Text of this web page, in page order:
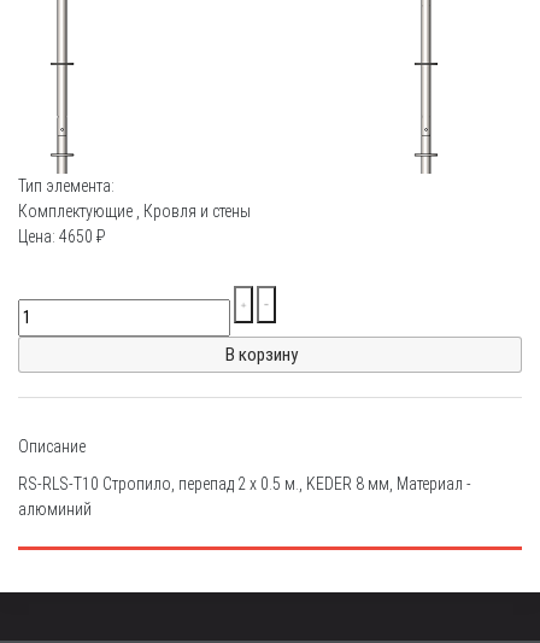
Тип элемента:
Комплектующие , Кровля и стены
Цена: 4650 ₽
Описание
RS-RLS-T10 Стропило, перепад 2 х 0.5 м., KEDER 8 мм, Материал -
алюминий